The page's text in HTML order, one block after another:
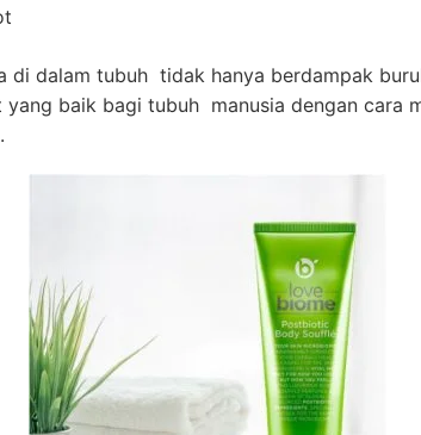
di dalam tubuh tidak hanya berdampak
yang baik bagi tubuh manusia dengan cara